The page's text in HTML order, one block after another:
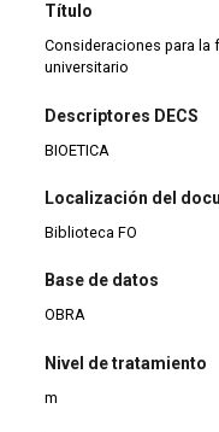
Título
Consideraciones para la
universitario
Descriptores DECS
BIOETICA
Localización del
Biblioteca FO
Base de datos
OBRA
Nivel de tratamiento
m